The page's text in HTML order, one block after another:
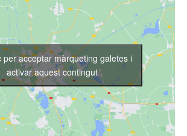
per acceptar màrqueting galetes i
activar aquest contingut